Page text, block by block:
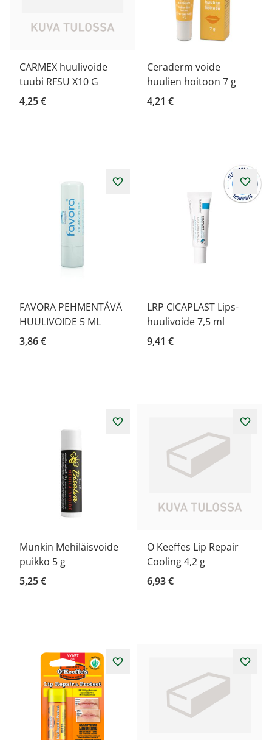
CARMEX huulivoide
tuubi RFSU X10 G
4,25 €
Ceraderm voide
huulien hoitoon 7 g
4,21 €
FAVORA PEHMENTÄVÄ
HUULIVOIDE 5 ML
3,86 €
LRP CICAPLAST Lips-
huulivoide 7,5 ml
9,41 €
Munkin Mehiläisvoide
puikko 5 g
5,25 €
O Keeffes Lip Repair
Cooling 4,2 g
6,93 €